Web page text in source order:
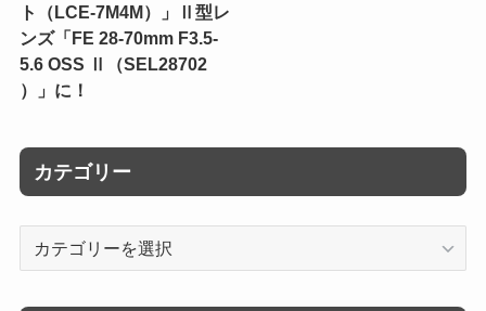
ト（LCE-7M4M）」Ⅱ型レ
ンズ「FE 28-70mm F3.5-
5.6 OSS Ⅱ（SEL28702
）」に！
カテゴリー